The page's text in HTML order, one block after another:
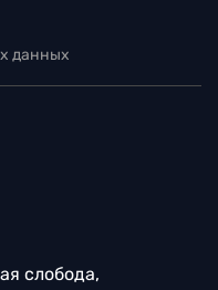
данных
слобода,